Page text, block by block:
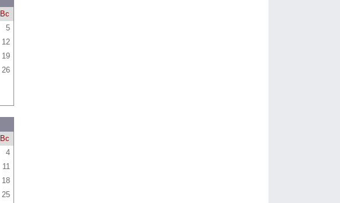
Вс
5
12
19
26
Вс
4
11
18
25